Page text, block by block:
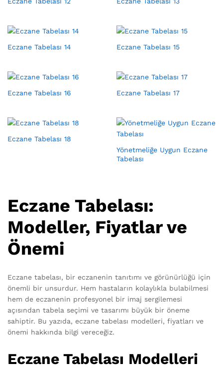
Eczane Tabelası 14 Eczane Tabelası 15
Eczane Tabelası 16 Eczane Tabelası 17
Eczane Tabelası 18
Yönetmeliğe Uygun Eczane
Tabelası
Eczane Tabelası:
Modeller, Fiyatlar ve
Önemi
Eczane tabelası, bir eczanenin tanıtımı ve görünürlüğü için
önemli bir unsurdur. Hem hastaların kolaylıkla bulabilmesi
hem de eczanenin profesyonel bir imaj sergilemesi
açısından tabela seçimi ve tasarımı büyük bir öneme
sahiptir. Bu yazıda, eczane tabelası modelleri, fiyatları ve
önemi hakkında bilgi vereceğiz.
Eczane Tabelası Modelleri